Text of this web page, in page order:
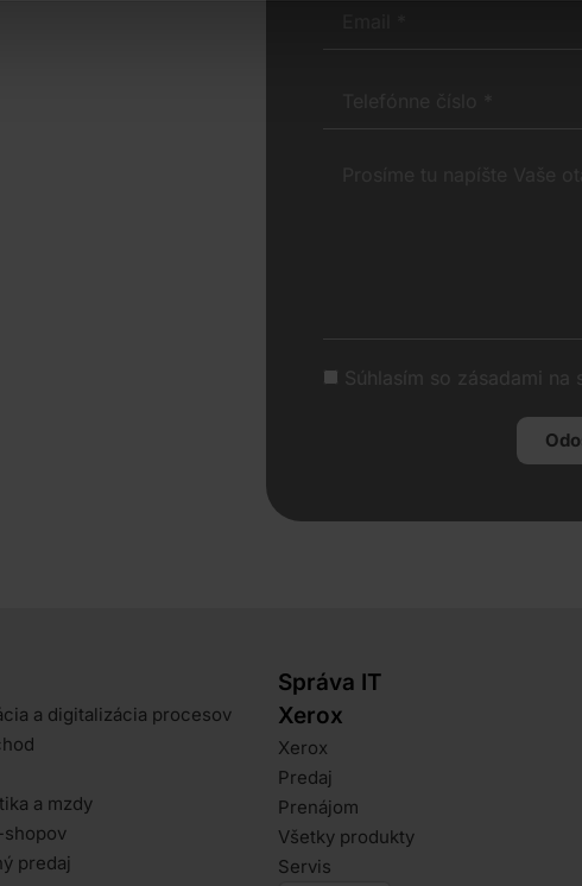
Súhlasím so zásadami
a digitalizácia procesov
a mzdy
shopov
predaj
Správa IT
Xerox
Xerox
Predaj
Prenájom
Všetky produkty
Servis